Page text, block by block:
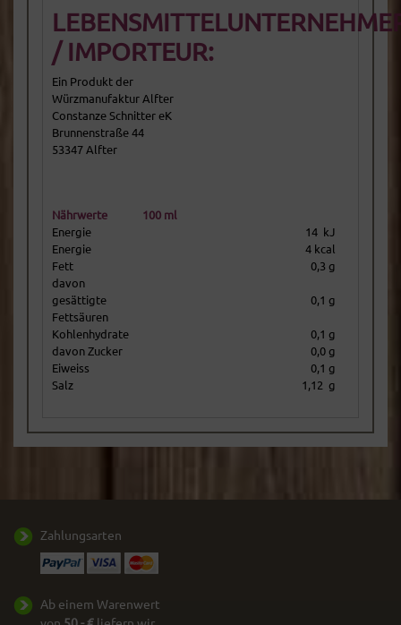
/ IMPORTEUR:
Ein Produkt der
Würzmanufaktur Alfter
Constanze Schnitter eK
Brunnenstraße 44
53347 Alfter
Nährwerte
100 ml
Energie
14 kJ
Energie
4 kcal
Fett
0,3 g
davon
gesättigte
Fettsäuren
0,1 g
Kohlenhydrate
0,1 g
davon Zucker
0,0 g
Eiweiss
0,1 g
Salz
1,12 g
Zahlungsarten
Ab einem Warenwert